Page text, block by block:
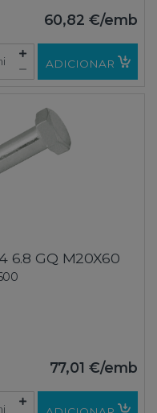
60,82 €/emb
ADICIONAR
6.8 GQ M20X60
77,01 €/emb